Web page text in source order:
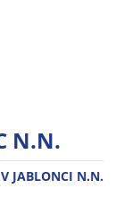
N.N.
JABLONCI N.N.